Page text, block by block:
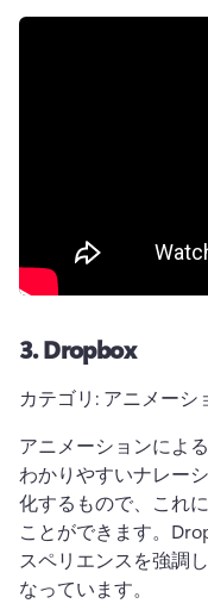
3.Dropbox
カテゴリ: アニメー
アニメーションによ
わかりやすいナレー
化するもので、これ
ことができます。
スペリエンスを強調
なっています。